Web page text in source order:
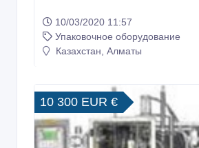
10/03/2020 11:57
Упаковочное оборудование
Казахстан, Алматы
10 300 EUR €